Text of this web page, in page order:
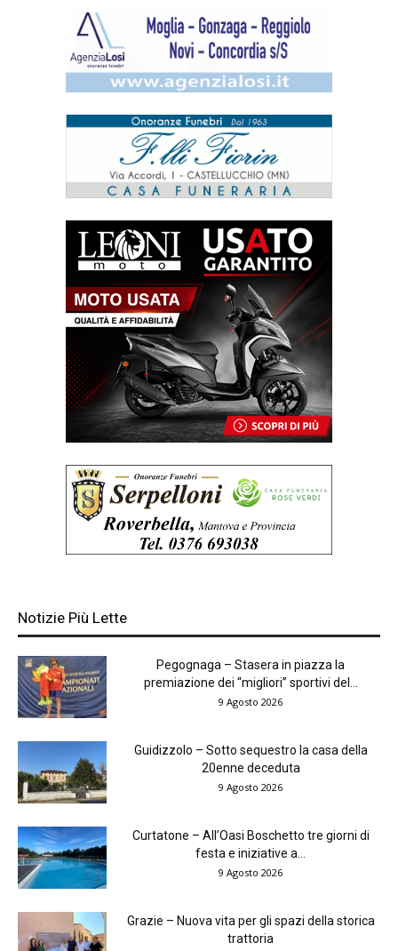
Notizie Più Lette
Pegognaga – Stasera in piazza la
premiazione dei “migliori” sportivi del...
9 Agosto 2026
Guidizzolo – Sotto sequestro la casa della
20enne deceduta
9 Agosto 2026
Curtatone – All’Oasi Boschetto tre giorni di
festa e iniziative a...
9 Agosto 2026
Grazie – Nuova vita per gli spazi della storica
trattoria